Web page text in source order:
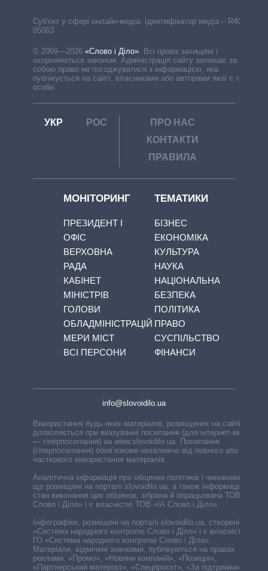
Cуб'єкт у сфері онлайн-медіа. Ідентифікатор медіа – R40-
05063
© 2009—2026 «Слово і Діло» Всі права захищені і
охороняються законом. Адміністрація сайту залишає за
собою право не погоджуватися з інформацією, яка
публікується на сайті, власниками або авторами якої є треті
особи.
УКР РОС
ПРО НАС
КОНТАКТИ
ПРАВИЛА
МОНІТОРИНГ
ПРЕЗИДЕНТ І
ОФІС
ВЕРХОВНА
РАДА
КАБІНЕТ
МІНІСТРІВ
ГОЛОВИ
ОБЛАДМІНІСТРАЦІЙ
МЕРИ МІСТ
ВСІ ПЕРСОНИ
ТЕМАТИКИ
БІЗНЕС
ЕКОНОМІКА
КУЛЬТУРА
НАУКА
НАЦІОНАЛЬНА
БЕЗПЕКА
ПОЛІТИКА
ПРАВО
СУСПІЛЬСТВО
ФІНАНСИ
info@slovoidilo.ua
Використання будь-яких матеріалів, розміщених на сайті,
дозволяється при вказуванні посилання (для інтернет-видань
— гіперпосилання) на www.slovoidilo.ua. Посилання
(гіперпосилання) обов’язкове незалежно від повного або
часткового використання матеріалів.
Аналітична інформація про обіцянки політиків і чиновників,
що розміщені на порталі slovoidilo.ua, а також інформація про
стан виконання цих обіцянок, зібрана й опрацьована ТОВ «ІА
Слово і Діло» і є власністю ТОВ «ІА Слово і Діло».
Інфографіки, розміщені на порталі slovoidilo.ua, створені ГО
«Система народного контролю Слово і Діло» і є власністю
ГО «Система народного контролю Слово і Діло».
Матеріали, відмічені значками, публікуються на правах
реклами: «Промо», «Новини компаній», «Позиція»,
«Партнерський матеріал», «Спецпроєкт», «За підтримки».